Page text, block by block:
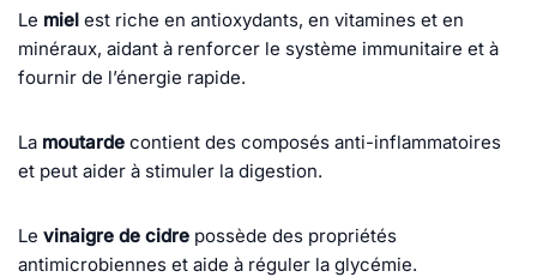
Le miel est riche en antioxydants, en vitamines et en
minéraux, aidant à renforcer le système immunitaire et à
fournir de l’énergie rapide.
La moutarde contient des composés anti-inflammatoires
et peut aider à stimuler la digestion.
Le vinaigre de cidre possède des propriétés
antimicrobiennes et aide à réguler la glycémie.